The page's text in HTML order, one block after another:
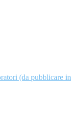
(da pubblicare in